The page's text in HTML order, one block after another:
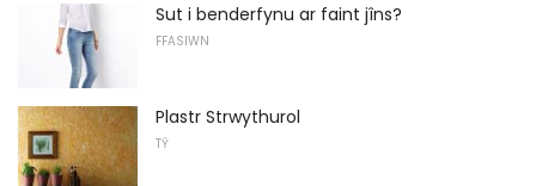
Sut i benderfynu ar faint jîns?
FFASIWN
Plastr Strwythurol
TŶ